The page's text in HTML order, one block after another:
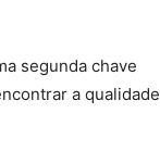
segunda chave
a qualidade